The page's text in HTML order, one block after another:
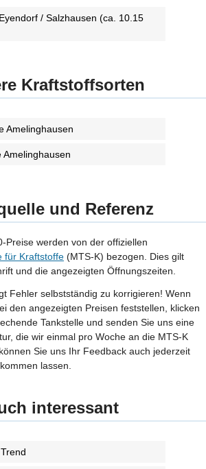
/ Salzhausen (ca. 10.15
Kraftstoffsorten
Amelinghausen
Amelinghausen
und Referenz
Preise werden von der offiziellen
für Kraftstoffe (MTS-K) bezogen. Dies gilt
und die angezeigten Öffnungszeiten.
Fehler selbstständig zu korrigieren! Wenn
den angezeigten Preisen feststellen, klicken
Tankstelle und senden Sie uns eine
die wir einmal pro Woche an die MTS-K
Sie uns Ihr Feedback auch jederzeit
lassen.
interessant